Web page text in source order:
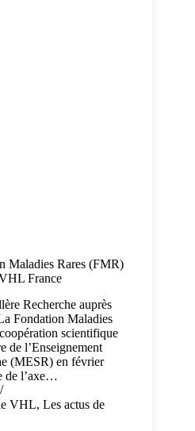
Maladies Rares (FMR)
France
Recherche auprès
Fondation Maladies
scientifique
de l’Enseignement
(MESR) en février
de l’axe…
VHL, Les actus de